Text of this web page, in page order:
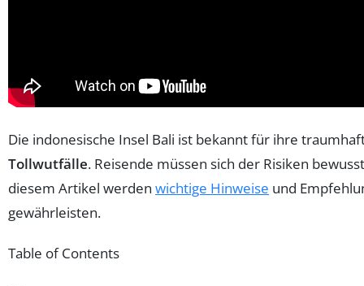
Die indonesische Insel Bali ist bekannt für ihre
Tollwutfälle. Reisende müssen sich der Risiken
diesem Artikel werden wichtige Hinweise und
gewährleisten.
Table of Contents